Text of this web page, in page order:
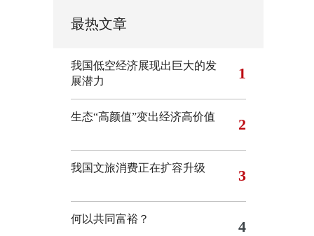
最热文章
我国低空经济展现出巨大的发
展潜力
1
生态“高颜值”变出经济高价值 2
我国文旅消费正在扩容升级 3
何以共同富裕？ 4